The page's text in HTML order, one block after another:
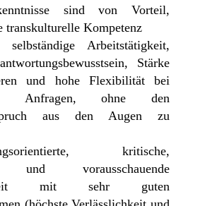
sind von Vorteil,
transkulturelle Kompetenz
selbständige Arbeitstätigkeit,
Stärke
und hohe Flexibilität bei
Anfragen, ohne den
aus den Augen zu
kritische,
und vorausschauende
mit sehr guten